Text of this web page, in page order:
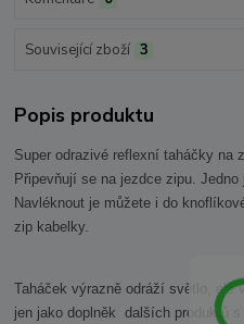
Související zboží 3
Popis produktu
Super odrazivé reflexní taháčky na
Připevňují se na jezdce zipu. Jedno
Navléknout je můžete i do
zip kabelky.
Taháček výrazně odráží světlo, ale
jen jako doplněk dalších produktů